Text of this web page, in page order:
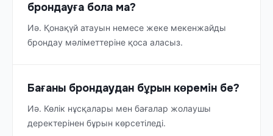
брондауға бола ма?
Иә. Қонақүй атауын немесе жеке мекенжайды
брондау мәліметтеріне қоса аласыз.
Бағаны брондаудан бұрын көремін бе?
Иә. Көлік нұсқалары мен бағалар жолаушы
деректерінен бұрын көрсетіледі.